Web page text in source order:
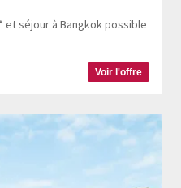
et séjour à Bangkok possible
Voir l'offre